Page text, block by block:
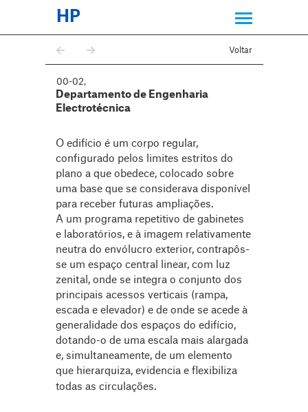
HP
Voltar
00-02,
Departamento de Engenharia
Electrotécnica
O edifício é um corpo regular,
configurado pelos limites estritos do
plano a que obedece, colocado sobre
uma base que se considerava disponível
para receber futuras ampliações.
A um programa repetitivo de gabinetes
e laboratórios, e à imagem relativamente
neutra do envólucro exterior, contrapôs-
se um espaço central linear, com luz
zenital, onde se integra o conjunto dos
principais acessos verticais (rampa,
escada e elevador) e de onde se acede à
generalidade dos espaços do edifício,
dotando-o de uma escala mais alargada
e, simultaneamente, de um elemento
que hierarquiza, evidencia e flexibiliza
todas as circulações.